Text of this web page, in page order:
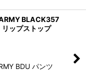
BLACK357
ップストップ
BDU パンツ